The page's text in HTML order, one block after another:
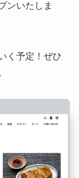
ンいたしま
く予定！ぜひ